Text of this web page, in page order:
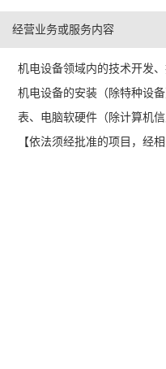
经营业务或服务内容
机电设备领域内的技术开发
机电设备的安装（除特种设
表、电脑软硬件（除计算机
【依法须经批准的项目，经